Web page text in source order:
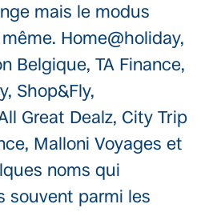
mais le modus
Home@holiday,
Belgique, TA Finance,
Shop&Fly,
Great Dealz, City Trip
Malloni Voyages et
noms qui
souvent parmi les